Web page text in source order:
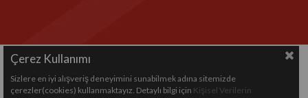
Copyright© 2024 All rights reserved.
Çerez Kullanımı
Sizlere en iyi alışveriş deneyimini sunabilmek adına sitemizde
çerezler(cookies) kullanmaktayız. Detaylı bilgi için Kişisel Verilerin